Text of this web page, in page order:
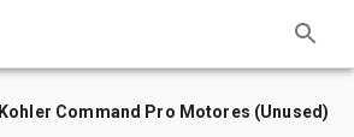
Kohler Command Pro Motores (Unused)